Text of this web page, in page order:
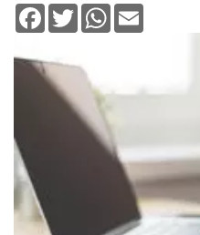
Facebook
TwitterWhatsApp